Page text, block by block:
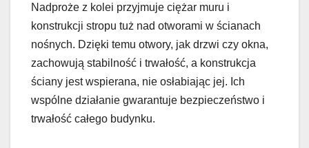
Nadproże z kolei przyjmuje ciężar muru i
konstrukcji stropu tuż nad otworami w ścianach
nośnych. Dzięki temu otwory, jak drzwi czy okna,
zachowują stabilność i trwałość, a konstrukcja
ściany jest wspierana, nie osłabiając jej. Ich
wspólne działanie gwarantuje bezpieczeństwo i
trwałość całego budynku.